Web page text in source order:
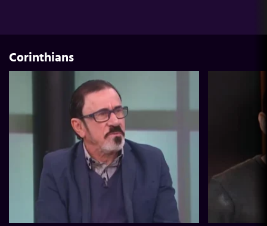
Corinthians